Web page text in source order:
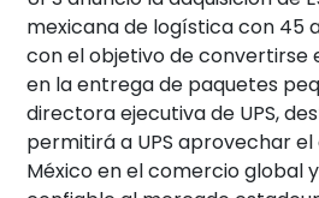
mexicana de logística con 45
con el objetivo de convertirse
en la entrega de paquetes
directora ejecutiva de UPS,
permitirá a UPS aprovechar
México en el comercio global